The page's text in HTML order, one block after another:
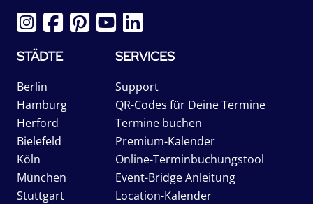
STÄDTE
Berlin
Hamburg
Herford
Bielefeld
Köln
München
Stuttgart
SERVICES
Support
QR-Codes für Deine Termine
Termine buchen
Premium-Kalender
Online-Terminbuchungstool
Event-Bridge Anleitung
Location-Kalender